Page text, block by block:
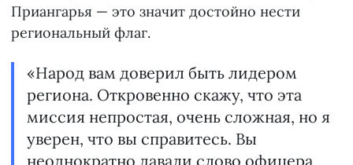
Приангарья — это значит достойно нести
региональный флаг.
«Народ вам доверил быть лидером
региона. Откровенно скажу, что эта
миссия непростая, очень сложная, но я
уверен, что вы справитесь. Вы
неоднократно давали слово офицера